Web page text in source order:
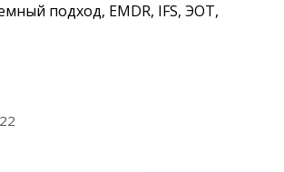
подход, EMDR, IFS, ЭОТ,